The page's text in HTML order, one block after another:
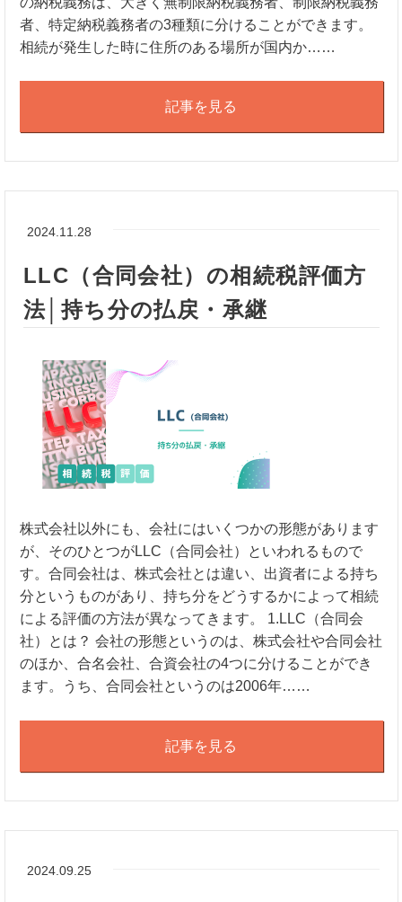
者、特定納税義務者の3種類に分けることができます。
相続が発生した時に住所のある場所が国内か……
記事を見る
2024.11.28
LLC（合同会社）の相続税評価方
法│持ち分の払戻・承継
株式会社以外にも、会社にはいくつかの形態があります
が、そのひとつがLLC（合同会社）といわれるもので
す。合同会社は、株式会社とは違い、出資者による持ち
分というものがあり、持ち分をどうするかによって相続
による評価の方法が異なってきます。 1.LLC（合同会
社）とは？ 会社の形態というのは、株式会社や合同会社
のほか、合名会社、合資会社の4つに分けることができ
ます。うち、合同会社というのは2006年……
記事を見る
2024.09.25